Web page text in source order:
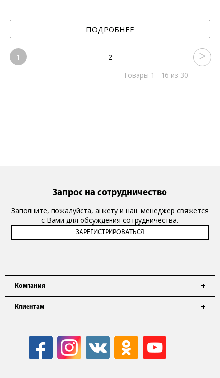
ПОДРОБНЕЕ
1 2
Товары 1 - 16 из 30
Компания
Клиентам
Запрос на сотрудничество
Заполните, пожалуйста, анкету и наш менеджер свяжется
с Вами для обсуждения сотрудничества.